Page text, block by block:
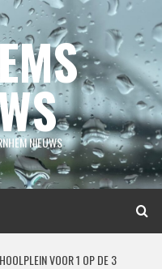
NIEUWS
VOOR 1 OP DE 3